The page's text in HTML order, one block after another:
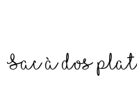
Sac à dos plat